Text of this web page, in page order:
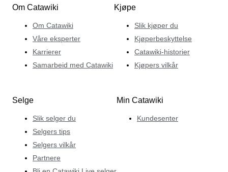
Om Catawiki
Om Catawiki
Våre eksperter
Karrierer
Samarbeid med Catawiki
Kjøpe
Slik kjøper du
Kjøperbeskyttelse
Catawiki-historier
Kjøpers vilkår
Selge
Slik selger du
Selgers tips
Selgers vilkår
Partnere
Min Catawiki
Kundesenter